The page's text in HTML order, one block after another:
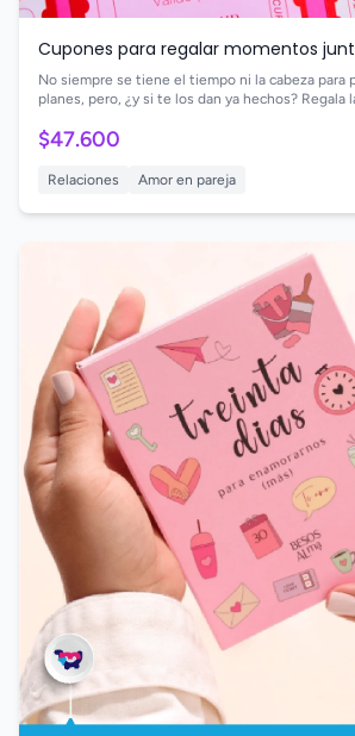
Cupones para regalar momentos
No siempre se tiene el tiempo ni la cabeza para
planes, pero, ¿y si te los dan ya hechos? Regala
70 cupones románticos y divertidos para redimir
$47.600
Relaciones Amor en pareja